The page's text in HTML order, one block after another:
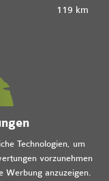
Technologien, um
vorzunehmen
Werbung anzuzeigen.
119 km